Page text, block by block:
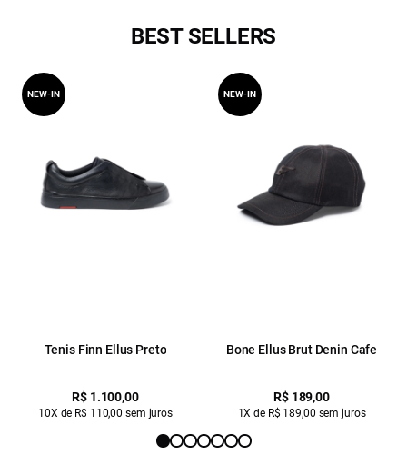
BEST SELLERS
Tenis Finn Ellus Preto
R$ 1.100,00
10X de R$ 110,00 sem juros
NEW-IN
Bone Ellus Brut Denin Cafe
R$ 189,00
1X de R$ 189,00 sem juros
NEW-IN